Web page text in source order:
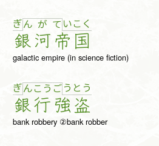
ぎん
銀
が
河
て い
帝
こ く
国
galactic empire (in science fiction)
ぎん
銀
こ う
行
ご う
強
と う
盗
bank robbery ②bank robber